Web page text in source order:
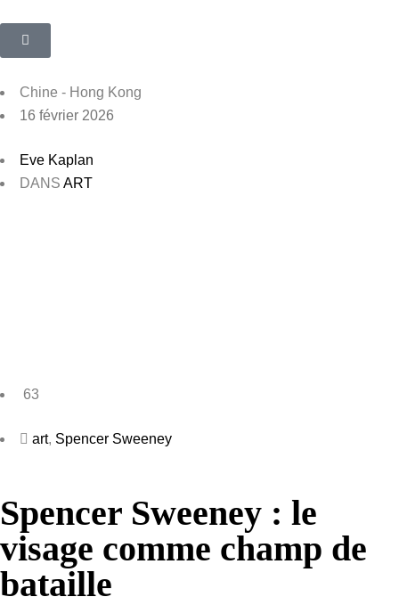
Chine - Hong Kong
16 février 2026
Eve Kaplan
DANS ART
63
art, Spencer Sweeney
Spencer Sweeney : le
visage comme champ de
bataille